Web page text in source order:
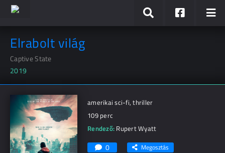
Elrabolt világ
Captive State
2019
amerikai sci-fi, thriller
109 perc
Rendező: Rupert Wyatt
0 Megosztás